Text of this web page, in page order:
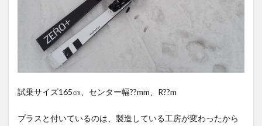
試乗サイズ165㎝、センター幅??mm、R??m
プラスと付いているのは、製造している工房が変わったから